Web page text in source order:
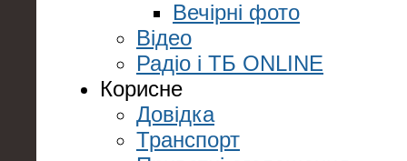
Вечірні фото
Відео
Радіо і ТБ ONLINE
Корисне
Довідка
Транспорт